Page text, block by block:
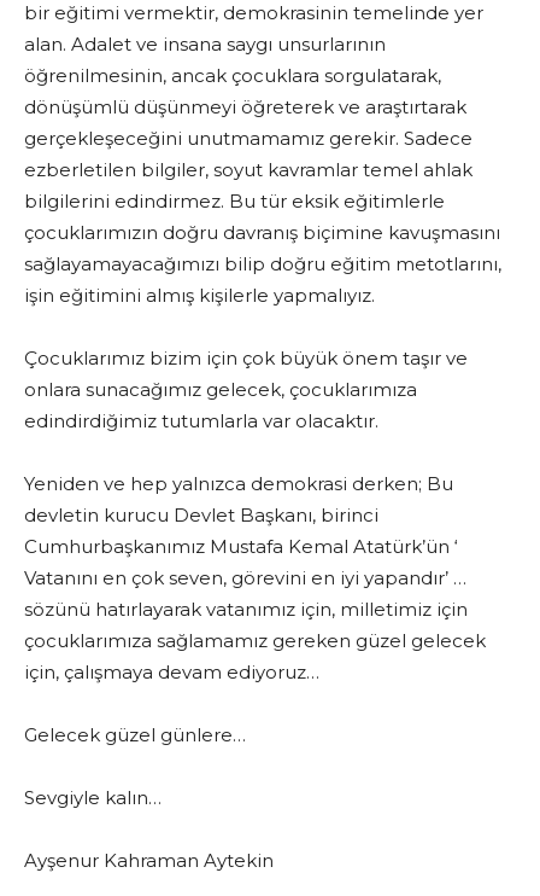
bir eğitimi vermektir, demokrasinin temelinde yer
alan. Adalet ve insana saygı unsurlarının
öğrenilmesinin, ancak çocuklara sorgulatarak,
dönüşümlü düşünmeyi öğreterek ve araştırtarak
gerçekleşeceğini unutmamamız gerekir. Sadece
ezberletilen bilgiler, soyut kavramlar temel ahlak
bilgilerini edindirmez. Bu tür eksik eğitimlerle
çocuklarımızın doğru davranış biçimine kavuşmasını
sağlayamayacağımızı bilip doğru eğitim metotlarını,
işin eğitimini almış kişilerle yapmalıyız.
Çocuklarımız bizim için çok büyük önem taşır ve
onlara sunacağımız gelecek, çocuklarımıza
edindirdiğimiz tutumlarla var olacaktır.
Yeniden ve hep yalnızca demokrasi derken; Bu
devletin kurucu Devlet Başkanı, birinci
Cumhurbaşkanımız Mustafa Kemal Atatürk’ün ‘
Vatanını en çok seven, görevini en iyi yapandır’ …
sözünü hatırlayarak vatanımız için, milletimiz için
çocuklarımıza sağlamamız gereken güzel gelecek
için, çalışmaya devam ediyoruz…
Gelecek güzel günlere…
Sevgiyle kalın…
Ayşenur Kahraman Aytekin